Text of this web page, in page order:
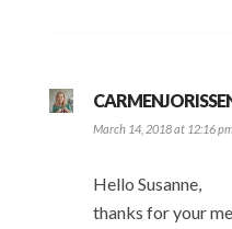
March 14, 2018 at 12:16
Hello Susanne,
thanks for your